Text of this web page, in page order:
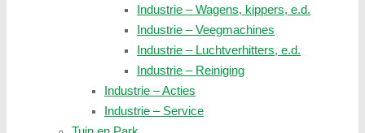
Industrie – Wagens, kippers, e.d.
Industrie – Veegmachines
Industrie – Luchtverhitters, e.d.
Industrie – Reiniging
Industrie – Acties
Industrie – Service